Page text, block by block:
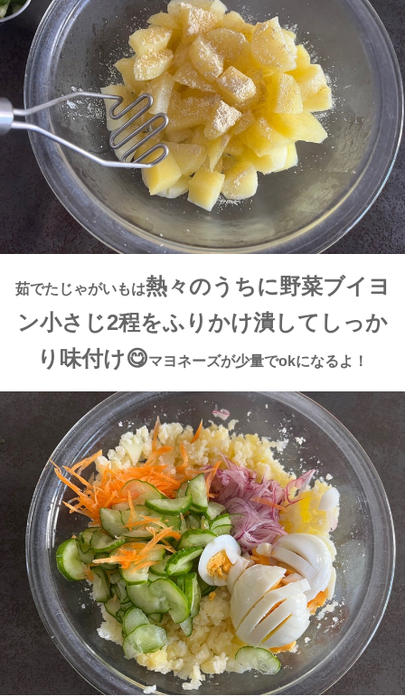
茹でたじゃがいもは熱々のうちに野菜ブイヨ
ン小さじ2程をふりかけ潰してしっか
り味付け😋マヨネーズが少量でokになるよ！